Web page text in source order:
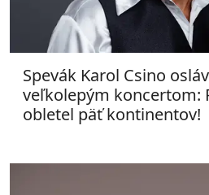
Spevák Karol Csino
veľkolepým koncertom:
obletel päť kontinentov!